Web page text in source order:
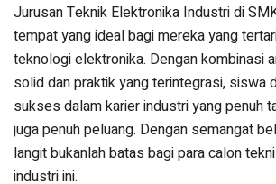
Jurusan Teknik Elektronika Industri di
tempat yang ideal bagi mereka yang
teknologi elektronika. Dengan kombinasi
solid dan praktik yang terintegrasi, siswa
sukses dalam karier industri yang penuh
juga penuh peluang. Dengan semangat
langit bukanlah batas bagi para calon
industri ini.